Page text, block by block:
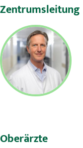
Kontakt
Zentrumsleitung
Oberärzte